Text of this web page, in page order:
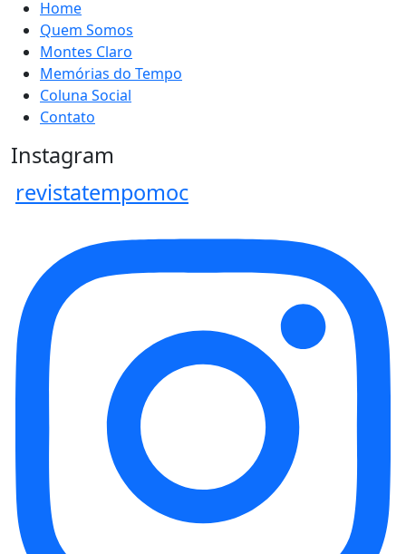
Home
Quem Somos
Montes Claro
Memórias do Tempo
Coluna Social
Contato
Instagram
revistatempomoc